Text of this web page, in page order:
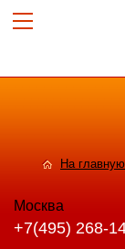
На главную
Москва
+7(495) 268-